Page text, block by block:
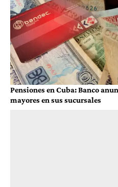
Pensiones en Cuba: Banco
mayores en sus sucursales